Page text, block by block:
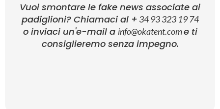
Vuoi smontare le fake news associate ai
padiglioni? Chiamaci al + 34 93 323 19 74
o inviaci un'e-mail a info@okatent.come ti
consiglieremo senza impegno.